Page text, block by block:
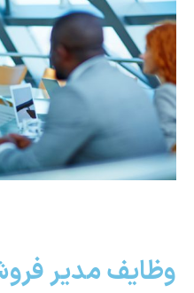
وظایف مدیر